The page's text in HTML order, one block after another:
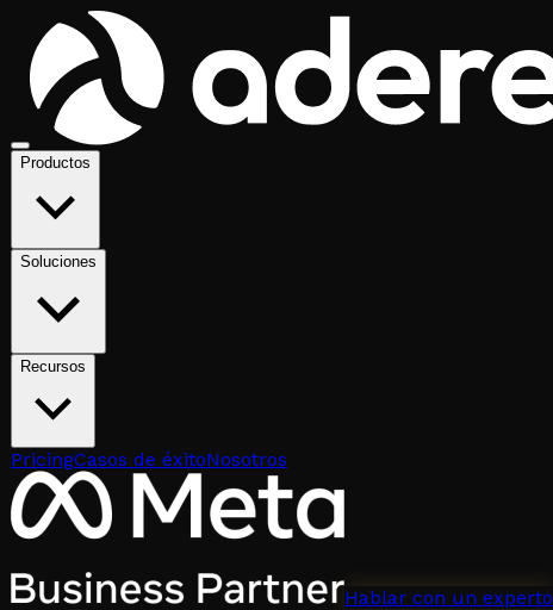
Productos
Soluciones
Recursos
PricingCasos de éxitoNosotros
Hablar con un experto